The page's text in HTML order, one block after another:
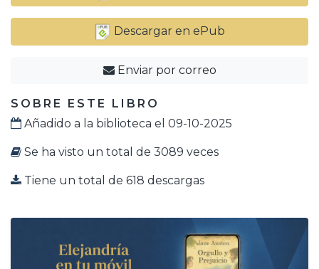
Descargar en ePub
Enviar por correo
SOBRE ESTE LIBRO
Añadido a la biblioteca el 09-10-2025
Se ha visto un total de 3089 veces
Tiene un total de 618 descargas